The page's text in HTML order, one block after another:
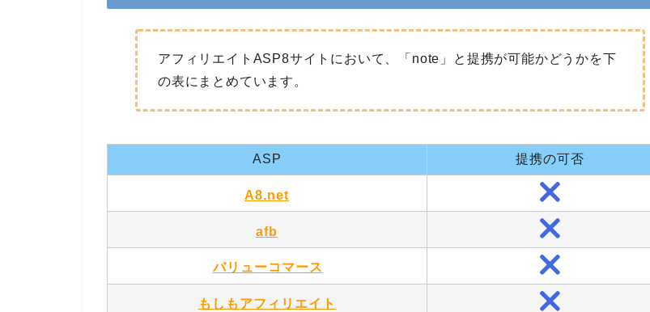
アフィリエイトASP8サイトにおいて、「note」と提携が可能かどうかを下
の表にまとめています。
ASP 提携の可否
A8.net
afb
バリューコマース
もしもアフィリエイト